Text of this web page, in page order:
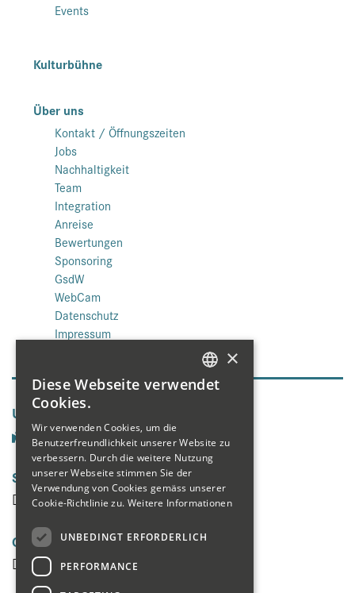
Events
Kulturbühne
Über uns
Kontakt / Öffnungszeiten
Jobs
Nachhaltigkeit
Team
Integration
Anreise
Bewertungen
Sponsoring
GsdW
WebCam
Datenschutz
Impressum
Unsere Seiten:
Social Media
Galerie
GERMAN
FRENCH
×
Diese Webseite verwendet
Cookies.
Wir verwenden Cookies, um die
Benutzerfreundlichkeit unserer Website zu
verbessern. Durch die weitere Nutzung
unserer Webseite stimmen Sie der
Verwendung von Cookies gemäss unserer
Cookie-Richtlinie zu. Weitere Informationen
UNBEDINGT ERFORDERLICH
PERFORMANCE